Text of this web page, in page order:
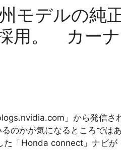
モデルの純
用。 カー
」から発信さ
のかが気になるところでは
「Honda connect」ナビ